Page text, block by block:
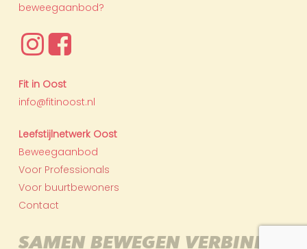
beweegaanbod?
Fit in Oost
info@fitinoost.nl
Leefstijlnetwerk Oost
Beweegaanbod
Voor Professionals
Voor buurtbewoners
Contact
SAMEN BEWEGEN VERBINDT